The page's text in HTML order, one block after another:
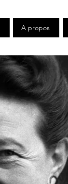
A propos